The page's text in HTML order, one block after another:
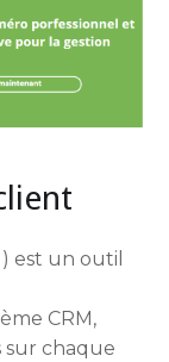
est un outil
CRM,
sur chaque